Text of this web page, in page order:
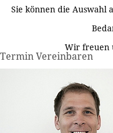
Sie können die Auswahl
Wir freuen
Termin Vereinbaren